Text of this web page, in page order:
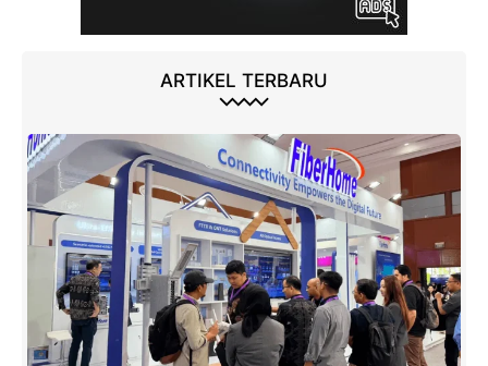
ARTIKEL TERBARU